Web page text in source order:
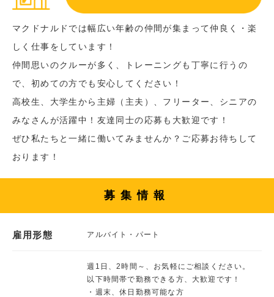
マクドナルドでは幅広い年齢の仲間が集まって仲良く・楽
しく仕事をしています！
仲間思いのクルーが多く、トレーニングも丁寧に行うの
で、初めての方でも安心してください！
高校生、大学生から主婦（主夫）、フリーター、シニアの
みなさんが活躍中！友達同士の応募も大歓迎です！
ぜひ私たちと一緒に働いてみませんか？ご応募お待ちして
おります！
募集情報
雇用形態 アルバイト・パート
週1日、2時間～、お気軽にご相談ください。
以下時間帯で勤務できる方、大歓迎です！
・週末、休日勤務可能な方